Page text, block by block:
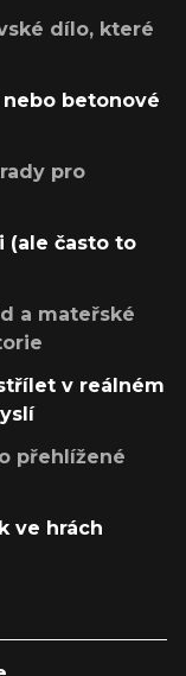
dílo, které
betonové
pro
(ale často to
a mateřské
v reálném
přehlížené
ve hrách